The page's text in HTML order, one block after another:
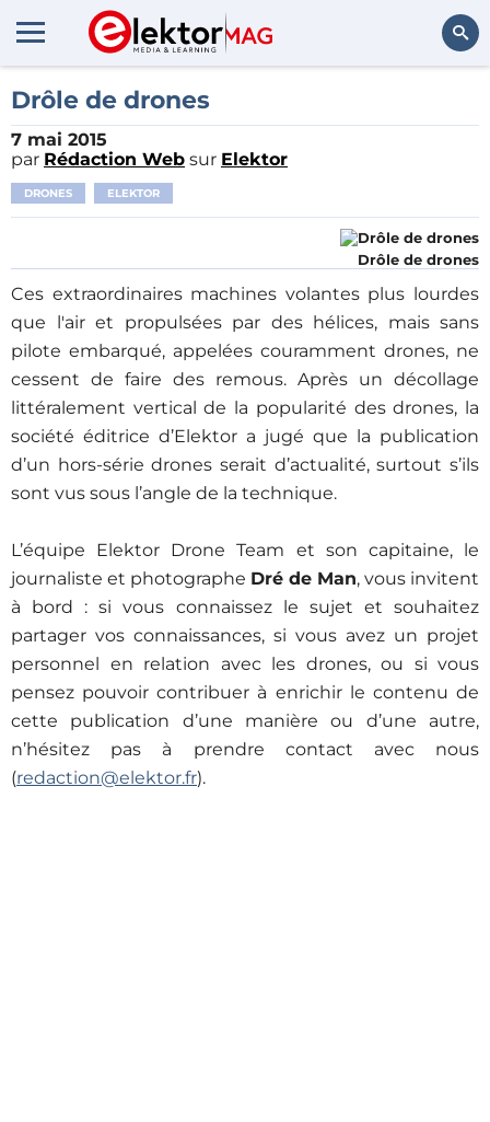
Drôle de drones
7 mai 2015
par Rédaction Web sur Elektor
DRONES ELEKTOR
Drôle de drones
Ces extraordinaires machines volantes plus lourdes
que l'air et propulsées par des hélices, mais sans
pilote embarqué, appelées couramment drones, ne
cessent de faire des remous. Après un décollage
littéralement vertical de la popularité des drones, la
société éditrice d’Elektor a jugé que la publication
d’un hors-série drones serait d’actualité, surtout s’ils
sont vus sous l’angle de la technique.
L’équipe Elektor Drone Team et son capitaine, le
journaliste et photographe Dré de Man, vous invitent
à bord : si vous connaissez le sujet et souhaitez
partager vos connaissances, si vous avez un projet
personnel en relation avec les drones, ou si vous
pensez pouvoir contribuer à enrichir le contenu de
cette publication d’une manière ou d’une autre,
n’hésitez pas à prendre contact avec nous
(redaction@elektor.fr).